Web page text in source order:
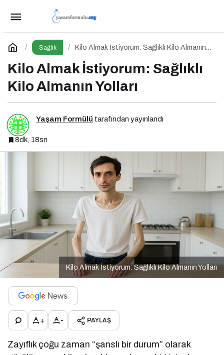
Sağlık
Kilo Almak İstiyorum: Sağlıklı Kilo Almanın
Kilo Almak İstiyorum: Sağlıklı
Kilo Almanın Yolları
Yaşam Formülü tarafından yayınlandı
8dk, 18sn
Kilo Almak İstiyorum: Sağlıklı Kilo Almanın Yolları
+ - PAYLAŞ
Zayıflık çoğu zaman “şanslı bir durum” olarak
Kadın Döngüsü ve Ruh Hali: Ay Boyunca
Bedenine ve Duygularına Yolculuk
Yorum Yap